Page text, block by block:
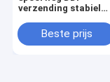
verzending stabiel
Beste prijs